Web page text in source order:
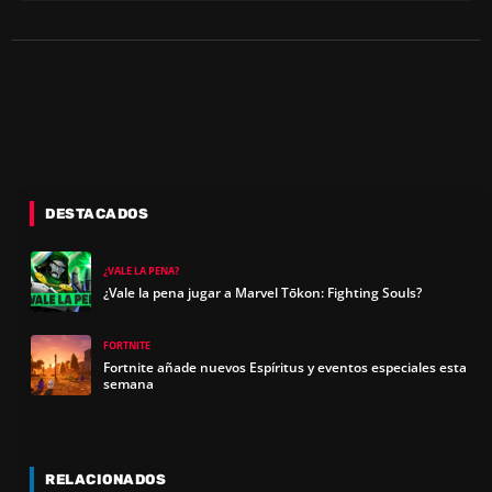
DESTACADOS
¿VALE LA PENA?
¿Vale la pena jugar a Marvel Tōkon: Fighting Souls?
FORTNITE
Fortnite añade nuevos Espíritus y eventos especiales esta
semana
RELACIONADOS